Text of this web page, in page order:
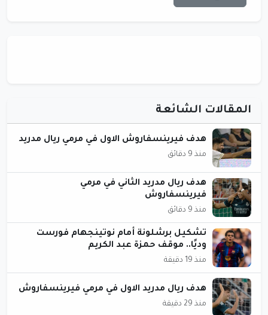
المقالات الشائعة
هدف فيرينسفاروش الاول في مرمي ريال مدريد
منذ 9 دقائق
هدف ريال مدريد الثاني في مرمي
فيرينسفاروش
منذ 9 دقائق
تشكيل برشلونة أمام نوتينجهام فورست
وديًا.. موقف حمزة عبد الكريم
منذ 19 دقيقة
هدف ريال مدريد الاول في مرمي فيرينسفاروش
منذ 29 دقيقة